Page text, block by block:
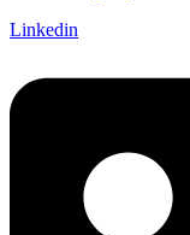
Linkedin